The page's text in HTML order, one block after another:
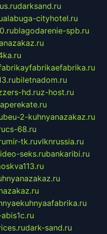
darksand.ru
alabuga-cityhotel.ru
blagodarenie-spb.ru
biletnadom.ru
hd.ruz-host.ru
2-kuhnyanazakaz.ru
cs-68.ru
mir-tk.ruvlknrussia.ru
seks.rubankaribi.ru
dark-sand.ru